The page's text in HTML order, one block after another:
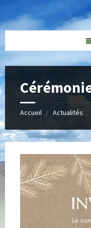
Accueil Actualités